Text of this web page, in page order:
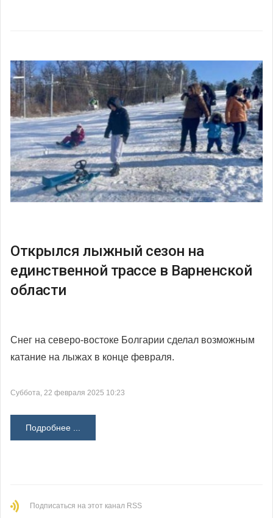
Открылся лыжный сезон на
единственной трассе в Варненской
области
Снег на северо-востоке Болгарии сделал возможным
катание на лыжах в конце февраля.
Суббота, 22 февраля 2025 10:23
Подробнее ...
Подписаться на этот канал RSS